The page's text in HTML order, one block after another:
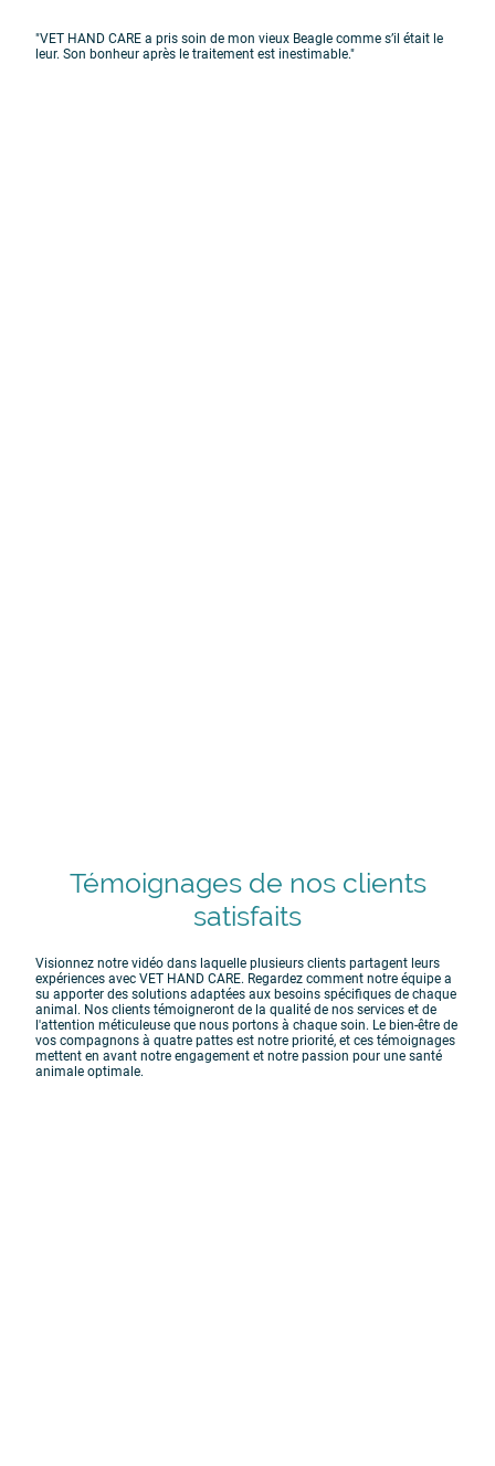
"VET HAND CARE a pris soin de mon vieux Beagle comme s’il était le
leur. Son bonheur après le traitement est inestimable."
Témoignages de nos clients
satisfaits
Visionnez notre vidéo dans laquelle plusieurs clients partagent leurs
expériences avec VET HAND CARE. Regardez comment notre équipe a
su apporter des solutions adaptées aux besoins spécifiques de chaque
animal. Nos clients témoigneront de la qualité de nos services et de
l'attention méticuleuse que nous portons à chaque soin. Le bien-être de
vos compagnons à quatre pattes est notre priorité, et ces témoignages
mettent en avant notre engagement et notre passion pour une santé
animale optimale.